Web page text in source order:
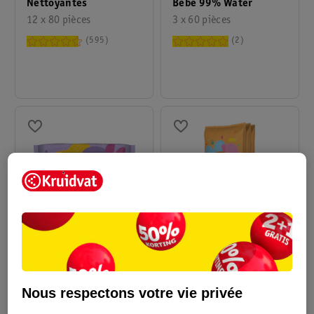
Nettoyantes
12 x 80 pièces
595
Bébé 99% Water
3 x 60 pièces
2
Kruidvat Baby Sacs À
Couches Parfumés
Kruidvat Lingettes
Anti-Barbouilleur
120 pièces
Nous respectons votre vie privée